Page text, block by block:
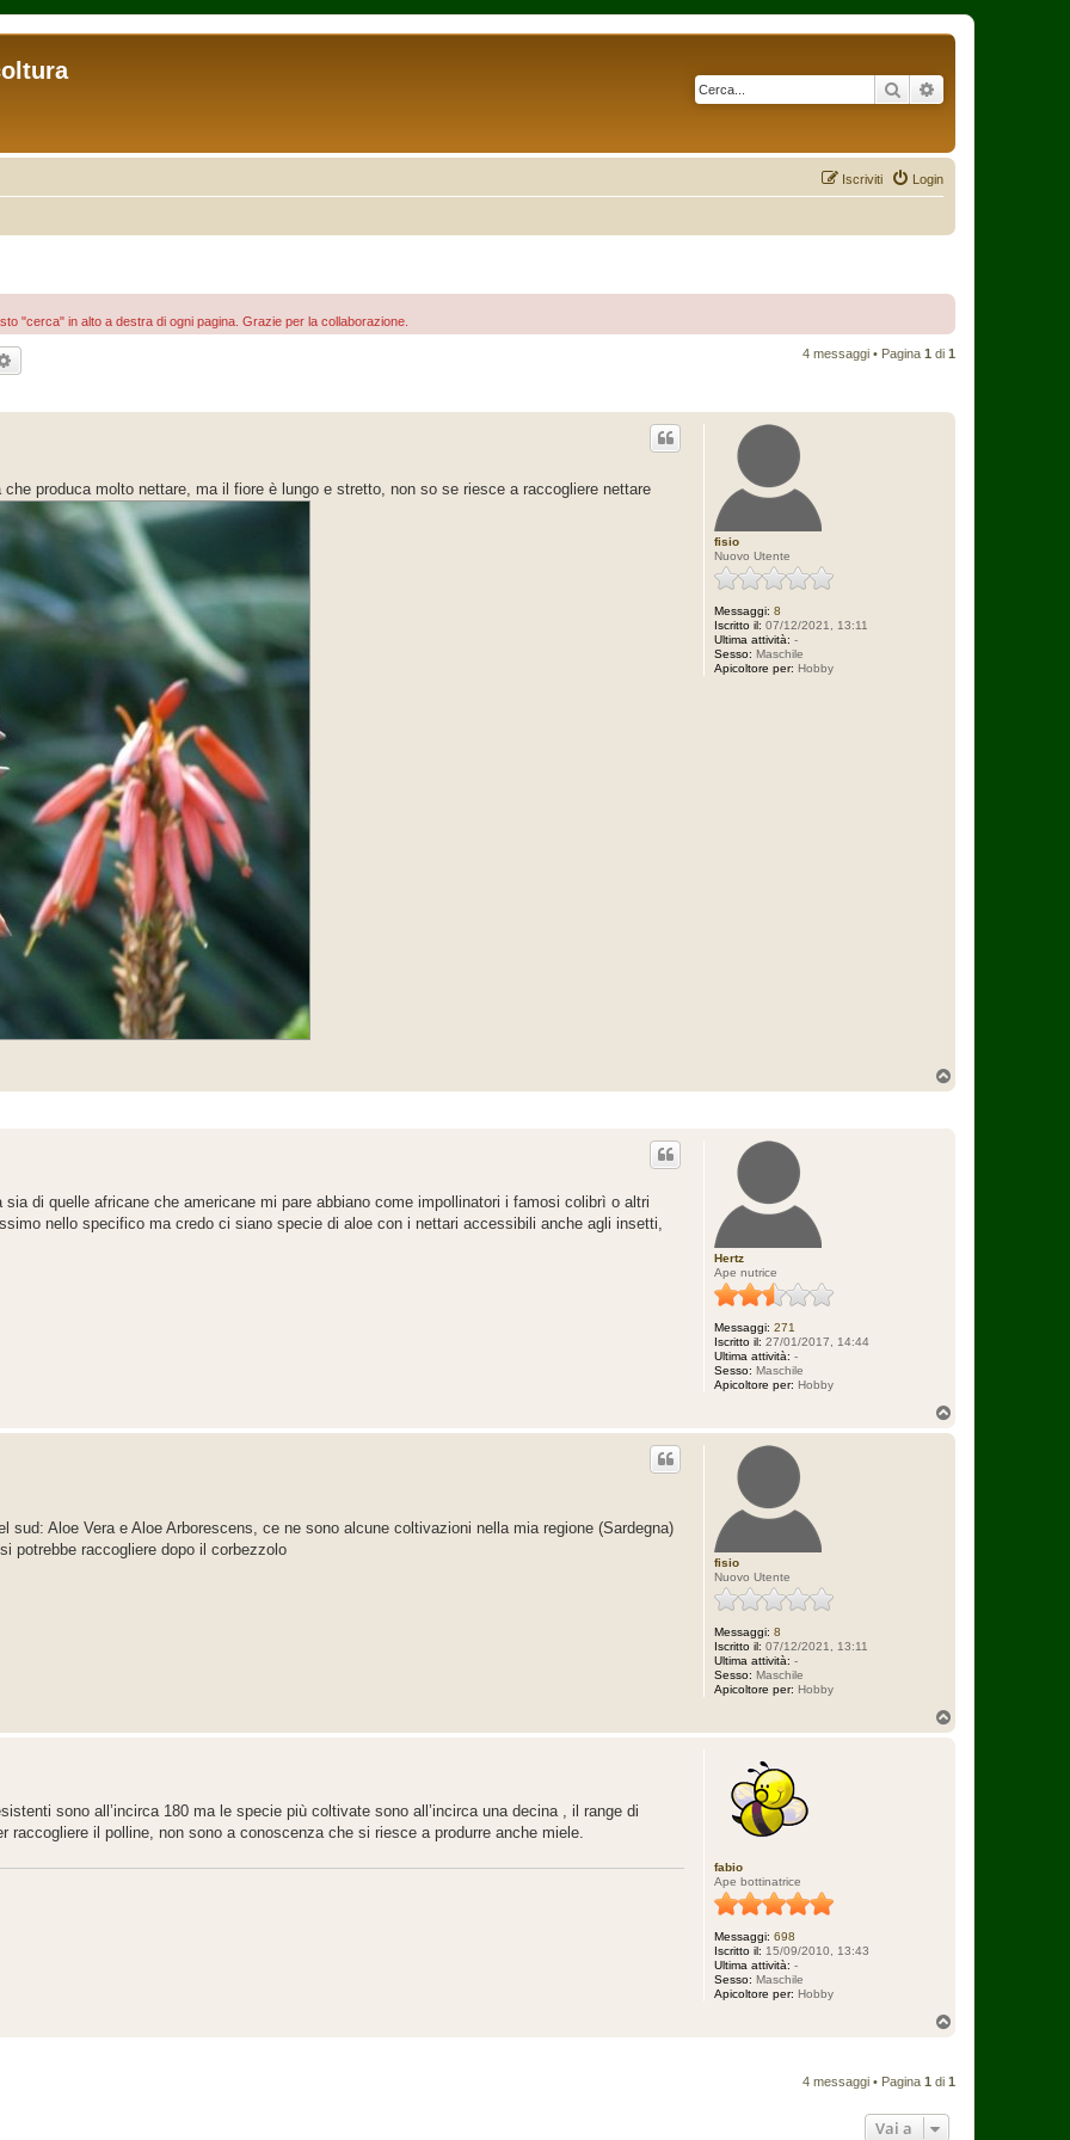
Cerca
Login
Iscriviti
"cerca" in alto a destra di ogni pagina. Grazie per la collaborazione.
4 messaggi • Pagina 1 di 1
fisio
Nuovo Utente
Messaggi: 8
Iscritto il: 07/12/2021, 13:11
Ultima attività: -
Sesso: Maschile
Apicoltore per: Hobby
produca molto nettare, ma il fiore è lungo e stretto, non so se riesce a raccogliere nettare
Hertz
Ape nutrice
Messaggi: 271
Iscritto il: 27/01/2017, 14:44
Ultima attività: -
Sesso: Maschile
Apicoltore per: Hobby
sia di quelle africane che americane mi pare abbiano come impollinatori i famosi colibrì o altri
nello specifico ma credo ci siano specie di aloe con i nettari accessibili anche agli insetti,
fisio
Nuovo Utente
Messaggi: 8
Iscritto il: 07/12/2021, 13:11
Ultima attività: -
Sesso: Maschile
Apicoltore per: Hobby
sud: Aloe Vera e Aloe Arborescens, ce ne sono alcune coltivazioni nella mia regione (Sardegna)
potrebbe raccogliere dopo il corbezzolo
fabio
Ape bottinatrice
Messaggi: 698
Iscritto il: 15/09/2010, 13:43
Ultima attività: -
Sesso: Maschile
Apicoltore per: Hobby
sono all’incirca 180 ma le specie più coltivate sono all’incirca una decina , il range di
il polline, non sono a conoscenza che si riesce a produrre anche miele.
4 messaggi • Pagina 1 di 1
Vai a